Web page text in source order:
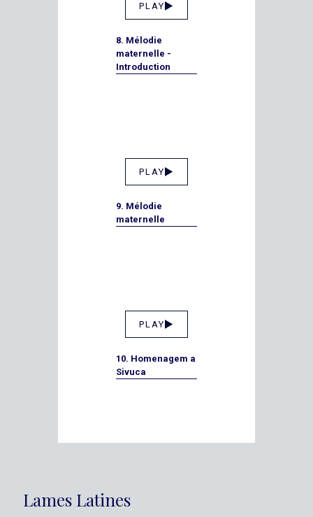
PLAY
8. Mélodie
maternelle -
Introduction
PLAY
9. Mélodie
maternelle
PLAY
10. Homenagem a
Sivuca
Lames Latines